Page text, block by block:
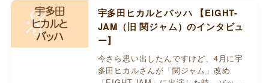
宇多田ヒカルとバッハ 【EIGHT-
JAM（旧 関ジャム）のインタビュ
ー】
今さら思い出したんですけど、4月に宇
多田ヒカルさんが「関ジャム」改め